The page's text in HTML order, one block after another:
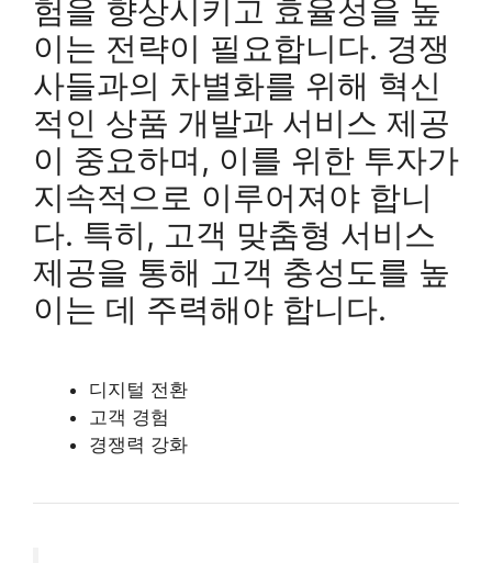
험을 향상시키고 효율성을 높
이는 전략이 필요합니다. 경쟁
사들과의 차별화를 위해 혁신
적인 상품 개발과 서비스 제공
이 중요하며, 이를 위한 투자가
지속적으로 이루어져야 합니
다. 특히, 고객 맞춤형 서비스
제공을 통해 고객 충성도를 높
이는 데 주력해야 합니다.
디지털 전환
고객 경험
경쟁력 강화